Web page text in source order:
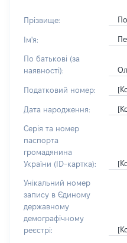
Прізвище:
Ім'я:
По батькові (за
наявності):
Податковий номер:
Дата народження:
Серія та номер
паспорта
громадянина
України (ID-картка):
Унікальний номер
запису в Єдиному
державному
демографічному
реєстрі: